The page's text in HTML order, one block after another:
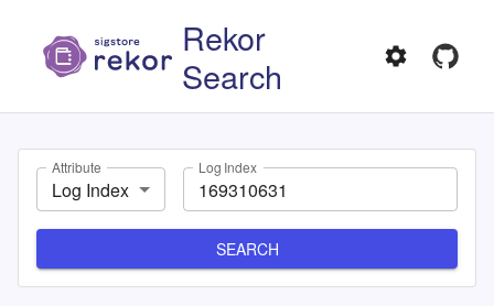
Rekor
Search
Attribute
Log Index
Log Index
SEARCH